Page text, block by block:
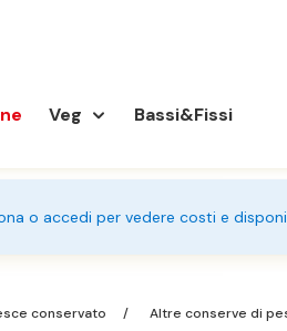
Veg Bassi&Fissi
o accedi per vedere costi e
conservato Altre conserve di